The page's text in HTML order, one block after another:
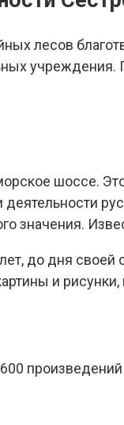
лесов
учреждения.
шоссе.
значения.
до дня
и